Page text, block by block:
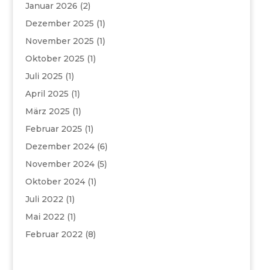
Januar 2026 (2)
Dezember 2025 (1)
November 2025 (1)
Oktober 2025 (1)
Juli 2025 (1)
April 2025 (1)
März 2025 (1)
Februar 2025 (1)
Dezember 2024(6)
November 2024(5)
Oktober 2024(1)
Juli 2022 (1)
Mai 2022 (1)
Februar 2022 (8)